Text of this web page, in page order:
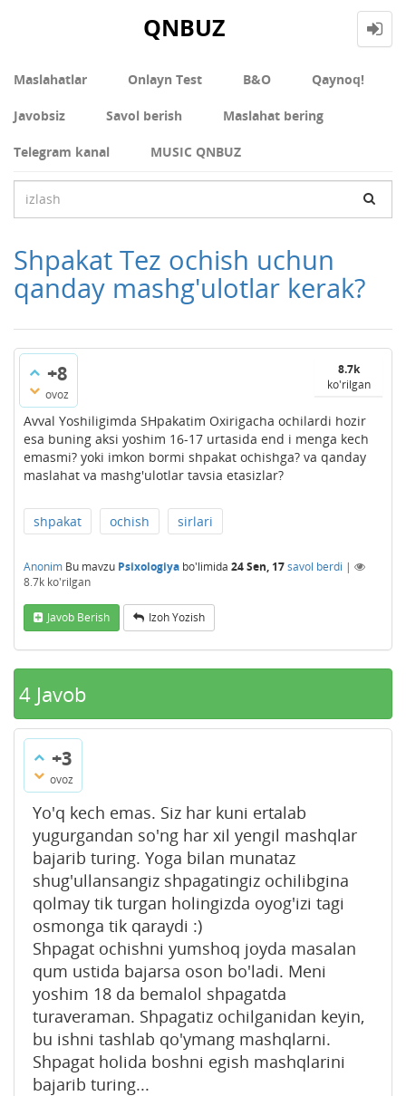
QNBUZ
Maslahatlar Onlayn Test В&О Qaynoq!
Javobsiz Savol berish Maslahat bering
Telegram kanal MUSIC QNBUZ
Shpakat Tez ochish uchun
qanday mashg'ulotlar kerak?
+8
ovoz
8.7k
ko'rilgan
Avval Yoshiligimda SHpakatim Oxirigacha ochilardi hozir
esa buning aksi yoshim 16-17 urtasida end i menga kech
emasmi? yoki imkon bormi shpakat ochishga? va qanday
maslahat va mashg'ulotlar tavsia etasizlar?
shpakat ochish sirlari
Anonim Bu mavzu Psixologiya bo'limida 24 Sen, 17savol berdi |
8.7k ko'rilgan
Javob Berish Izoh Yozish
4 Javob
+3
ovoz
Yo'q kech emas. Siz har kuni ertalab
yugurgandan so'ng har xil yengil mashqlar
bajarib turing. Yoga bilan munataz
shug'ullansangiz shpagatingiz ochilibgina
qolmay tik turgan holingizda oyog'izi tagi
osmonga tik qaraydi :)
Shpagat ochishni yumshoq joyda masalan
qum ustida bajarsa oson bo'ladi. Meni
yoshim 18 da bemalol shpagatda
turaveraman. Shpagatiz ochilganidan keyin,
bu ishni tashlab qo'ymang mashqlarni.
Shpagat holida boshni egish mashqlarini
bajarib turing...